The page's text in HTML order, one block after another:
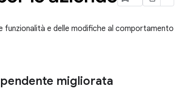
funzionalità e delle modifiche al comportamento
migliorata